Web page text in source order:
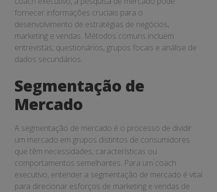
fornecer informações cruciais para o
desenvolvimento de estratégias de negócios,
marketing e vendas. Métodos comuns incluem
entrevistas, questionários, grupos focais e análise de
dados secundários.
Segmentação de
Mercado
A segmentação de mercado é o processo de dividir
um mercado em grupos distintos de consumidores
que têm necessidades, características ou
comportamentos semelhantes. Para um coach
executivo, entender a segmentação de mercado é vital
para direcionar esforços de marketing e vendas de